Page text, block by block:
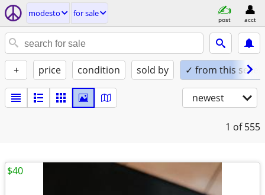
modesto for sale
post acct
+ price condition sold by ✓ from this seller
newest
1 of 555
$40